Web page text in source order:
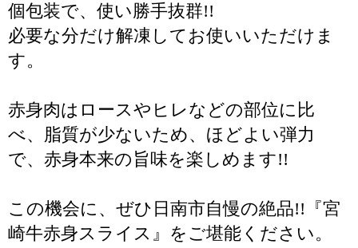
個包装で、使い勝手抜群!!
必要な分だけ解凍してお使いいただけま
す。
赤身肉はロースやヒレなどの部位に比
べ、脂質が少ないため、ほどよい弾力
で、赤身本来の旨味を楽しめます!!
この機会に、ぜひ日南市自慢の絶品!!『宮
崎牛赤身スライス』をご堪能ください。